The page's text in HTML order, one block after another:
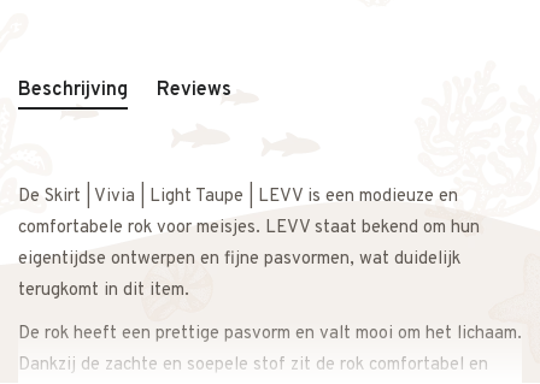
Beschrijving Reviews
De Skirt | Vivia | Light Taupe | LEVV is een modieuze en
comfortabele rok voor meisjes. LEVV staat bekend om hun
eigentijdse ontwerpen en fijne pasvormen, wat duidelijk
terugkomt in dit item.
De rok heeft een prettige pasvorm en valt mooi om het lichaam.
Dankzij de zachte en soepele stof zit de rok comfortabel en